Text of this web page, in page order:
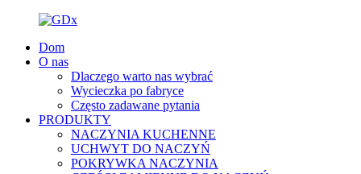
Dom
O nas
Dlaczego warto nas wybrać
Wycieczka po fabryce
Często zadawane pytania
PRODUKTY
NACZYNIA KUCHENNE
UCHWYT DO NACZYŃ
POKRYWKA NACZYNIA